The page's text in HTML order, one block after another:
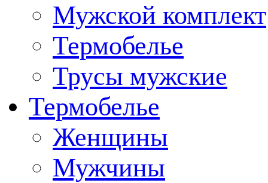
Мужской комплект
Термобелье
Трусы мужские
Термобелье
Женщины
Мужчины